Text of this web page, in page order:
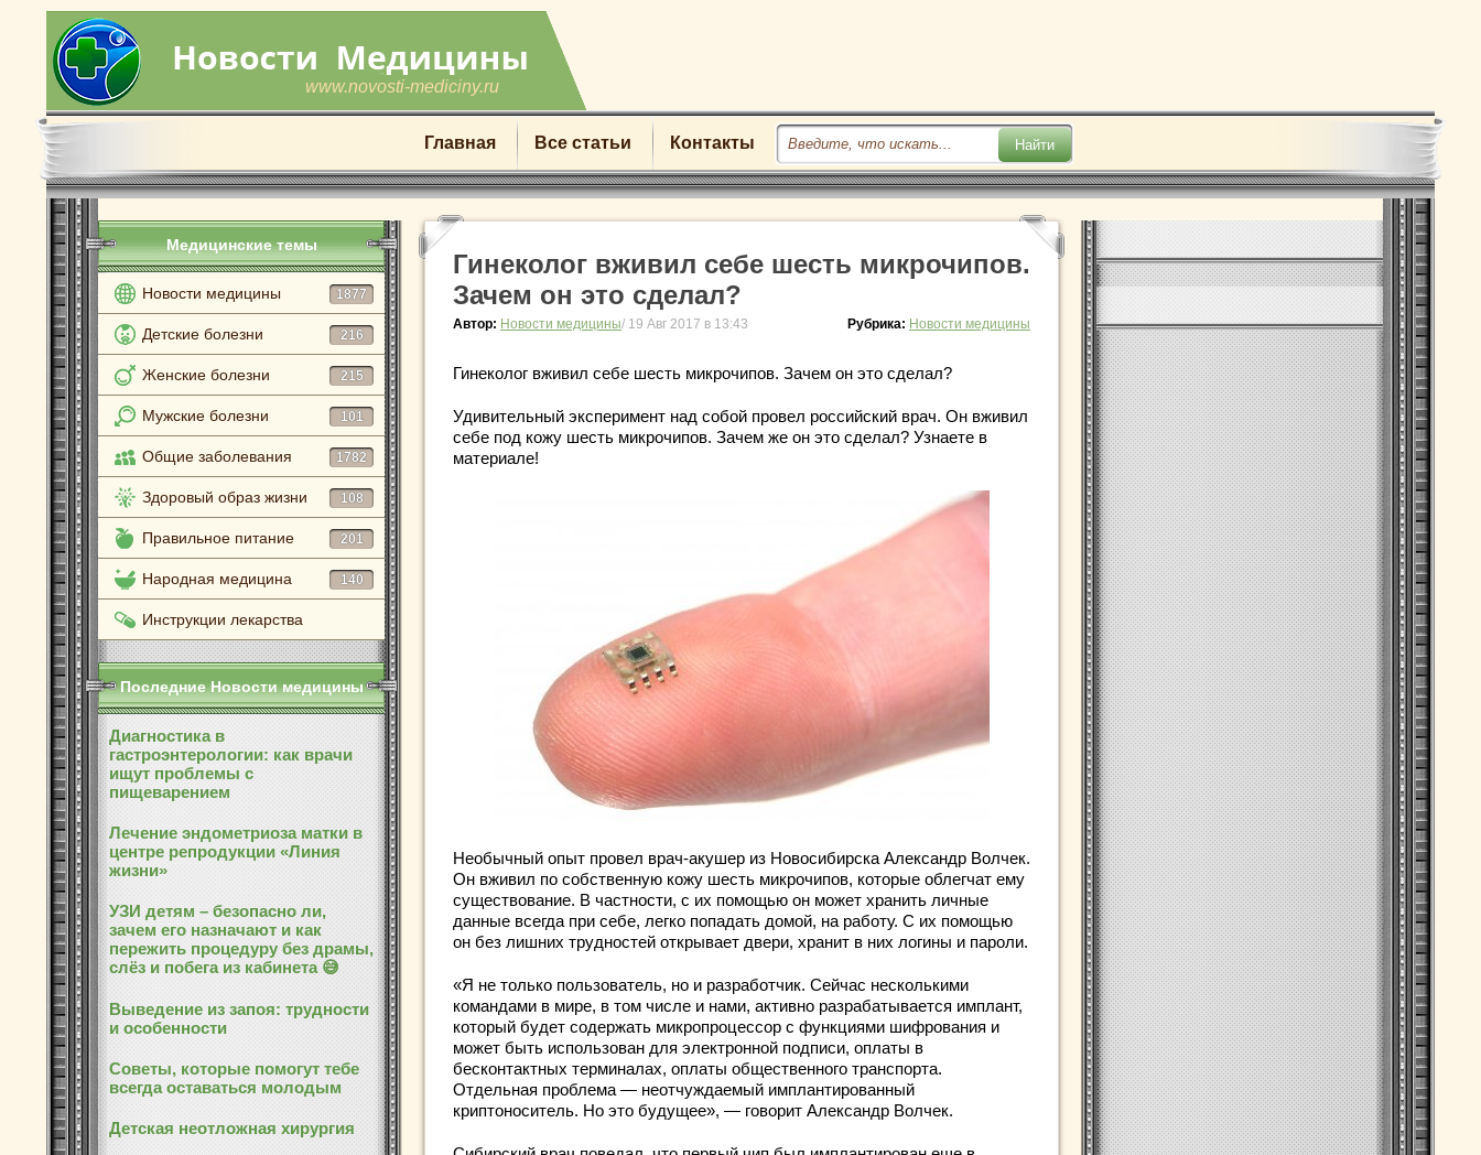
www.novosti-mediciny.ru
Главная Все статьи Контакты
Медицинские темы
Новости медицины 1877
Детские болезни 216
Женские болезни 215
Мужские болезни 101
Общие заболевания 1782
Здоровый образ жизни 108
Правильное питание 201
Народная медицина 140
Инструкции лекарства
Последние Новости медицины
Диагностика в
гастроэнтерологии: как врачи
ищут проблемы с
пищеварением
Лечение эндометриоза матки в
центре репродукции «Линия
жизни»
УЗИ детям – безопасно ли,
зачем его назначают и как
пережить процедуру без драмы,
слёз и побега из кабинета 😅
Выведение из запоя: трудности
и особенности
Советы, которые помогут тебе
всегда оставаться молодым
Детская неотложная хирургия
Гинеколог вживил себе шесть микрочипов.
Зачем он это сделал?
Автор: Новости медицины/ 19 Авг 2017 в 13:43 Рубрика: Новости медицины
Гинеколог вживил себе шесть микрочипов. Зачем он это сделал?
Удивительный эксперимент над собой провел российский врач. Он вживил
себе под кожу шесть микрочипов. Зачем же он это сделал? Узнаете в
материале!
Необычный опыт провел врач-акушер из Новосибирска Александр Волчек.
Он вживил по собственную кожу шесть микрочипов, которые облегчат ему
существование. В частности, с их помощью он может хранить личные
данные всегда при себе, легко попадать домой, на работу. С их помощью
он без лишних трудностей открывает двери, хранит в них логины и пароли.
«Я не только пользователь, но и разработчик. Сейчас несколькими
командами в мире, в том числе и нами, активно разрабатывается имплант,
который будет содержать микропроцессор с функциями шифрования и
может быть использован для электронной подписи, оплаты в
бесконтактных терминалах, оплаты общественного транспорта.
Отдельная проблема — неотчуждаемый имплантированный
криптоноситель. Но это будущее», — говорит Александр Волчек.